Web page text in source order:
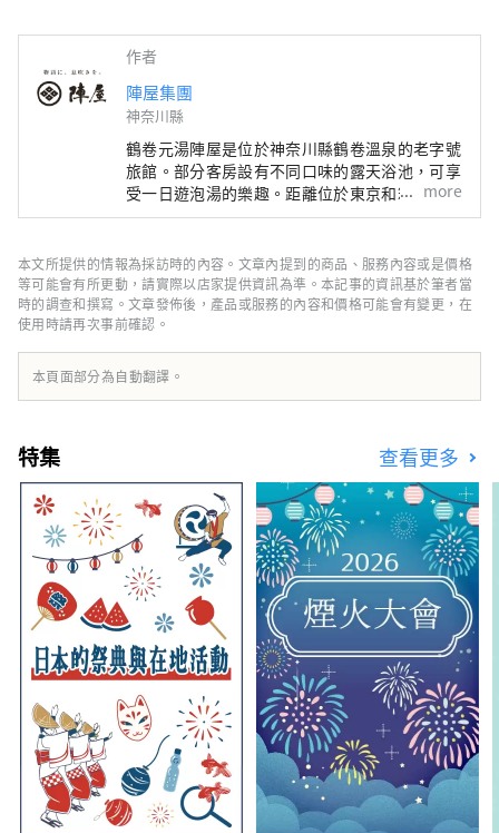
作者
陣屋集團
神奈川縣
鶴卷元湯陣屋是位於神奈川縣鶴卷溫泉的老字號
旅館。部分客房設有不同口味的露天浴池，可享
受一日遊泡湯的樂趣。距離位於東京和箱根之間
的鶴卷溫泉站步行 5 分鐘，交通便利。 緑屋是
石原和幸合作打造的旅館兼飯店。 綠屋設施/湯
村溫泉綠屋 位於兵庫縣北部但馬地區湯村溫泉
的旅館“湯村溫泉綠屋”，由世界著名園林設計
師石原和幸設計。設有私人花園的露天浴池、充
滿木質溫暖感的客房、會議室、兒童房。空間內
綠意盎然，到處都是植物和花。 2023年7月，
//www.midoriya-ryokan.jp/yumura/
兵庫縣美方郡新溫泉町湯1326 ・別所溫泉綠屋
將於2023年8月在長野縣上田市別處溫泉盛大開
幕。由世界知名園林設計師石原和幸之監修。再
現了石原先生在英國切爾西花展上獲得金牌的花
園。您可以享受3個包租浴池，它們是室內浴池
和露天浴池的組合，在這裡您可以欣賞四季的花
園風景。提供時令懷石料理晚餐。在綠樹環繞的
空間中享受極致的放鬆時光。不僅適合與家人和
朋友一起遊覽，也適合獨自旅客。 官方網站：
https://www.midoriya-ryokan.jp/bessho/長
野縣上田市別處溫泉225 在陣屋集團， 我們正
在進行多種業務，為日本各地旅館的管理改革和
地區振興做出貢獻。 ■陣屋連結業務 飯店、旅
館雲端應用程式的開發、銷售和支持
https://www.jinya-connect.com/
■Satoyama Connect 業務 提供全面的IT 解決
more
本文所提供的情報為採訪時的內容。文章內提到的商品、服務內容或是價格
等可能會有所更動，請實際以店家提供資訊為準。本記事的資訊基於筆者當
時的調查和撰寫。文章發佈後，產品或服務的內容和價格可能會有變更，在
使用時請再次事前確認。
本頁面部分為自動翻譯。
特集 查看更多